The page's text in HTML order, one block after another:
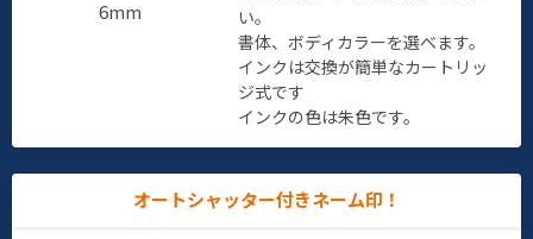
6mm
い。
書体、ボディカラーを選べます。
インクは交換が簡単なカートリッ
ジ式です
インクの色は朱色です。
オートシャッター付きネーム印！